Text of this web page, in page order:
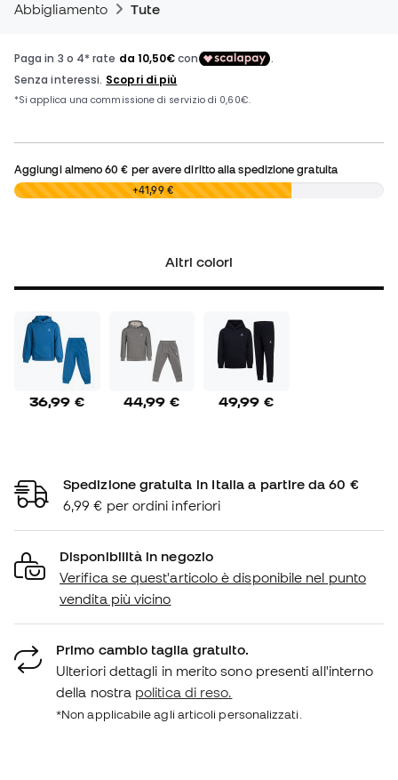
Abbigliamento Tute
Aggiungi almeno60 € per avere diritto alla spedizione gratuita
0,00 € +41,99 €
Altri colori
36,99 € 44,99 € 49,99 €
Spedizione gratuita in Italia a partire da 60 €
6,99 € per ordini inferiori
Disponibilità in negozio
Verifica se quest'articolo è disponibile nel punto
vendita più vicino
Primo cambio taglia gratuito.
Ulteriori dettagli in merito sono presenti all'interno
della nostra politica di reso.
*Non applicabile agli articoli personalizzati.